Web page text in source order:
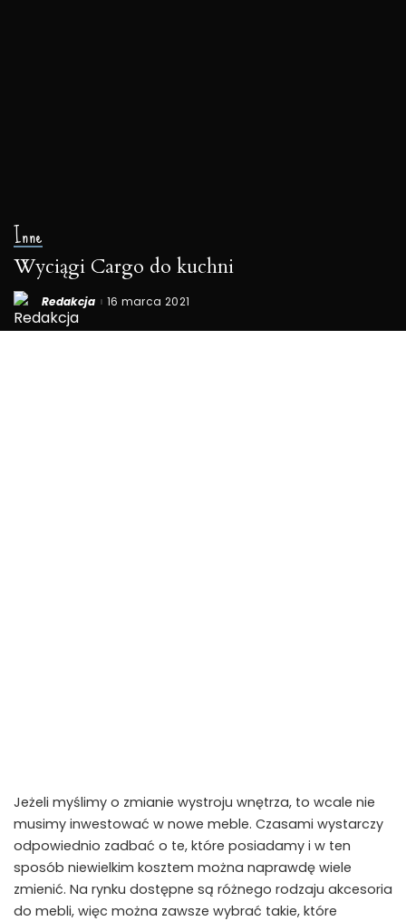
Inne
Wyciągi Cargo do kuchni
Posted
by
Redakcja 16 marca 2021
Jeżeli myślimy o zmianie wystroju wnętrza, to wcale nie
musimy inwestować w nowe meble. Czasami wystarczy
odpowiednio zadbać o te, które posiadamy i w ten
sposób niewielkim kosztem można naprawdę wiele
zmienić. Na rynku dostępne są różnego rodzaju akcesoria
do mebli, więc można zawsze wybrać takie, które